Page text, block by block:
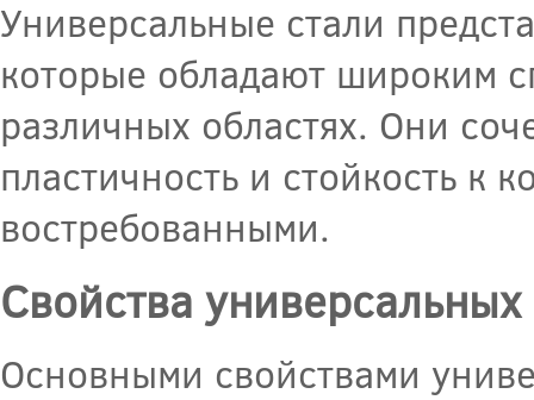
Универсальные стали
которые обладают широким
различных областях. Они
пластичность и стойкость к
востребованными.
Свойства универсальных
Основными свойствами